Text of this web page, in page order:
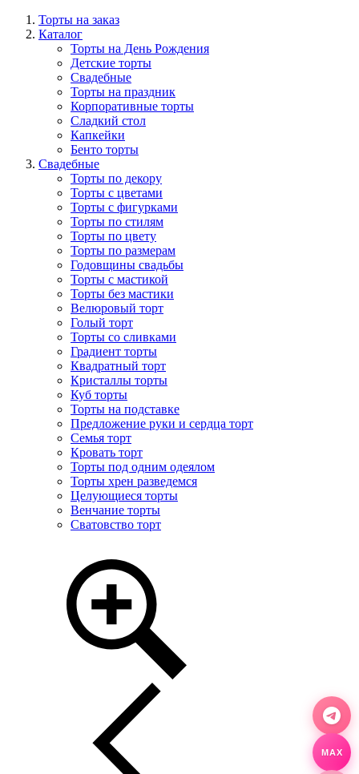
Торты на заказ
Каталог
Торты на День Рождения
Детские торты
Свадебные
Торты на праздник
Корпоративные торты
Сладкий стол
Капкейки
Бенто торты
Свадебные
Торты по декору
Торты с цветами
Торты с фигурками
Торты по стилям
Торты по цвету
Торты по размерам
Годовщины свадьбы
Торты с мастикой
Торты без мастики
Велюровый торт
Голый торт
Торты со сливками
Градиент торты
Квадратный торт
Кристаллы торты
Куб торты
Торты на подставке
Предложение руки и сердца торт
Семья торт
Кровать торт
Торты под одним одеялом
Торты хрен разведемся
Целующиеся торты
Венчание торты
Сватовство торт
MAX